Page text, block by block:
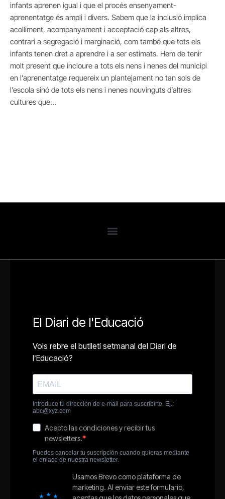
infants aprenen igual i que el procés ensenyament-
aprenentatge és ampli i divers. Sabem que la inclusió implica
acolliment, acompanyament i acceptació cap als altres,
contrari a segregació i marginació, com també que tots els
infants tenen dret a aprendre i a ser estimats. Hem de tenir
molt present que incloure a tots els nens i nenes del municipi
en l’aprenentatge requereix un plantejament no tan sols de
l’escola sinó de tots els nens i nenes nouvinguts d’altres
cultures que…